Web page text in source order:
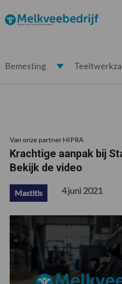
de
hoofdnavigatie
de
hoofd
de
eerste
de
voettekst
Melkveebedrijf.nl
Bemesting
Van onze partner HIPRA
Krachtige aanpak bij
Bekijk de video
Mastitis 4 juni 2021